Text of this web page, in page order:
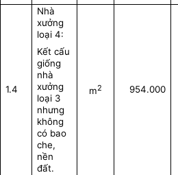
1.4
Nhà
xưởng
loại 4:
Kết cấu
giống
nhà
xưởng
loại 3
nhưng
không
có bao
che,
nền
đất.
m2 954.000